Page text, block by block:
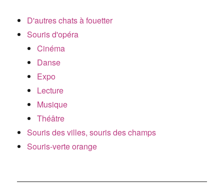
D'autres chats à fouetter
Souris d'opéra
Cinéma
Danse
Expo
Lecture
Musique
Théâtre
Souris des villes, souris des champs
Souris-verte orange